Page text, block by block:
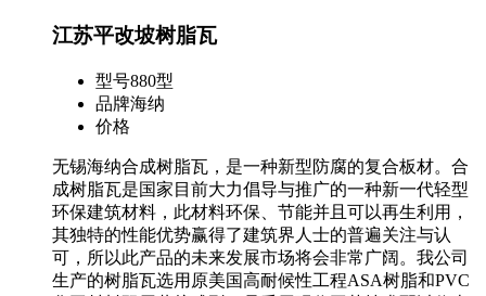
江苏平改坡树脂瓦
型号880型
品牌海纳
价格
无锡海纳合成树脂瓦，是一种新型防腐的复合板材。合
成树脂瓦是国家目前大力倡导与推广的一种新一代轻型
环保建筑材料，此材料环保、节能并且可以再生利用，
其独特的性能优势赢得了建筑界人士的普遍关注与认
可，所以此产品的未来发展市场将会非常广阔。我公司
生产的树脂瓦选用原美国高耐候性工程ASA树脂和PVC